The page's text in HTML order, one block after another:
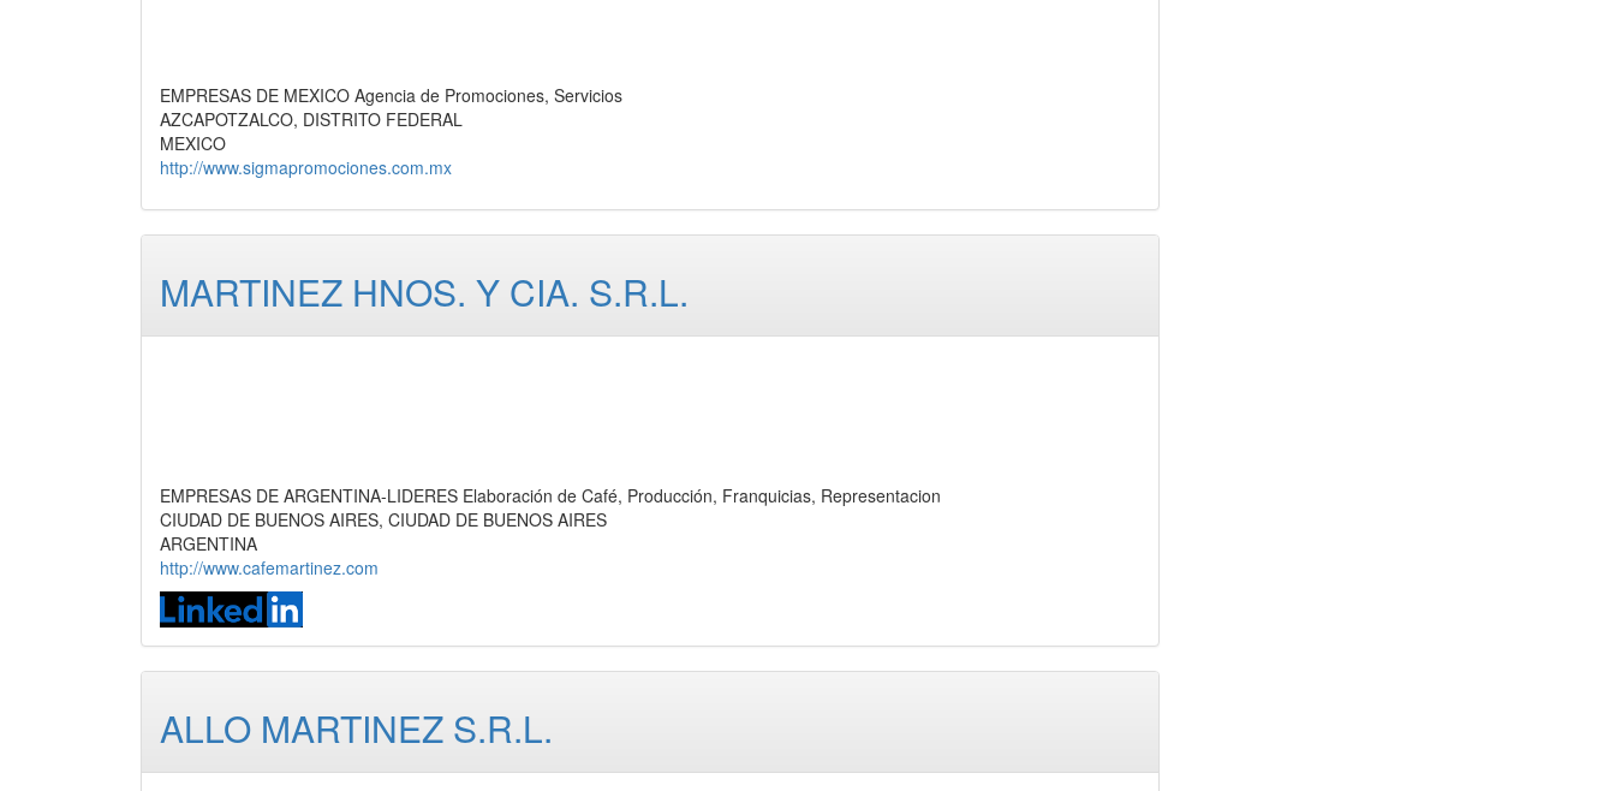
EMPRESAS DE MEXICO Agencia de Promociones, Servicios
AZCAPOTZALCO, DISTRITO FEDERAL
MEXICO
http://www.sigmapromociones.com.mx
MARTINEZ HNOS. Y CIA. S.R.L.
EMPRESAS DE ARGENTINA-LIDERES Elaboración de Café, Producción, Franquicias, Representacion
CIUDAD DE BUENOS AIRES, CIUDAD DE BUENOS AIRES
ARGENTINA
http://www.cafemartinez.com
ALLO MARTINEZ S.R.L.